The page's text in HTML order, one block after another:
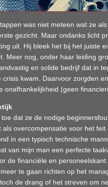
was niet meteen wat ze
gezicht. Maar ondanks licht
uit. Hij bleek het bij het juiste
Meer nog, onder haar leiding
en solide bedrijf dat in
kwam. Daarvoor zorgden
onafhankelijkheid (geen
dat ze de nodige
als overcompensatie voor het
in een typisch technische
van mijn man een perfecte
de financiële en
te gaan richten op het
de drang of het streven om